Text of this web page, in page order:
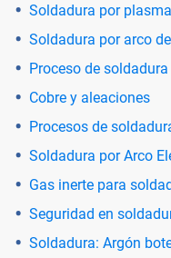
Soldadura por plasma
Soldadura por arco
Proceso de
Cobre y aleaciones
Procesos de
Soldadura por Arco
Gas inerte para
Seguridad en
Soldadura: Argón